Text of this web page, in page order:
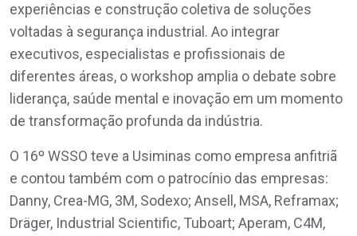
experiências e construção coletiva de soluções
voltadas à segurança industrial. Ao integrar
executivos, especialistas e profissionais de
diferentes áreas, o workshop amplia o debate sobre
liderança, saúde mental e inovação em um momento
de transformação profunda da indústria.
O 16º WSSO teve a Usiminas como empresa anfitriã
e contou também com o patrocínio das empresas:
Danny, Crea-MG, 3M, Sodexo; Ansell, MSA, Reframax;
Dräger, Industrial Scientific, Tuboart; Aperam, C4M,